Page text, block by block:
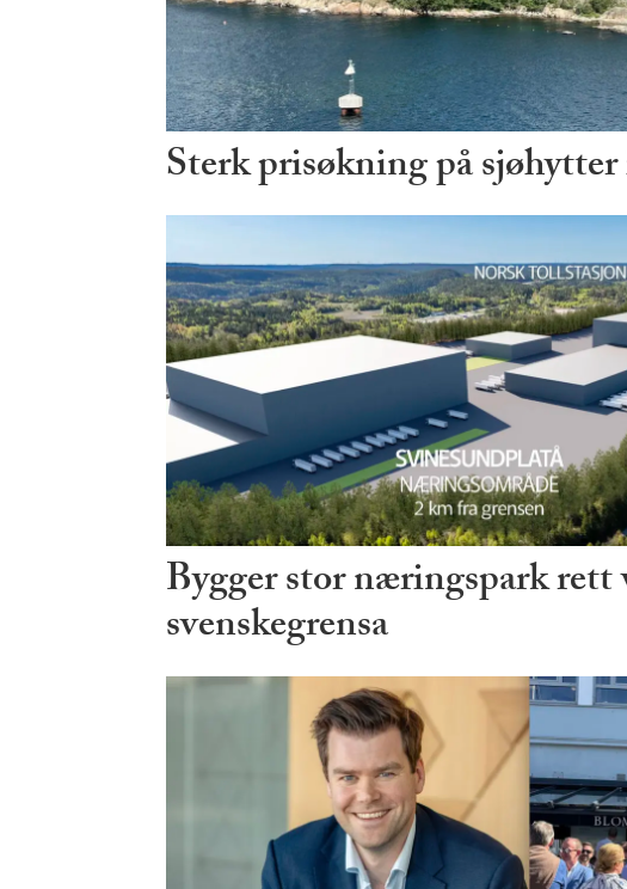
Sterk prisøkning på
Bygger stor næringspark rett
svenskegrensa